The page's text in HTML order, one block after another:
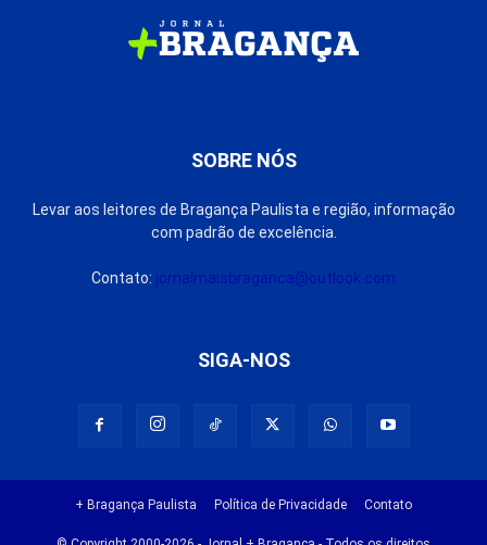
SOBRE NÓS
Levar aos leitores de Bragança Paulista e região, informação
com padrão de excelência.
Contato: jornalmaisbraganca@outlook.com
SIGA-NOS
+ Bragança Paulista Política de Privacidade Contato